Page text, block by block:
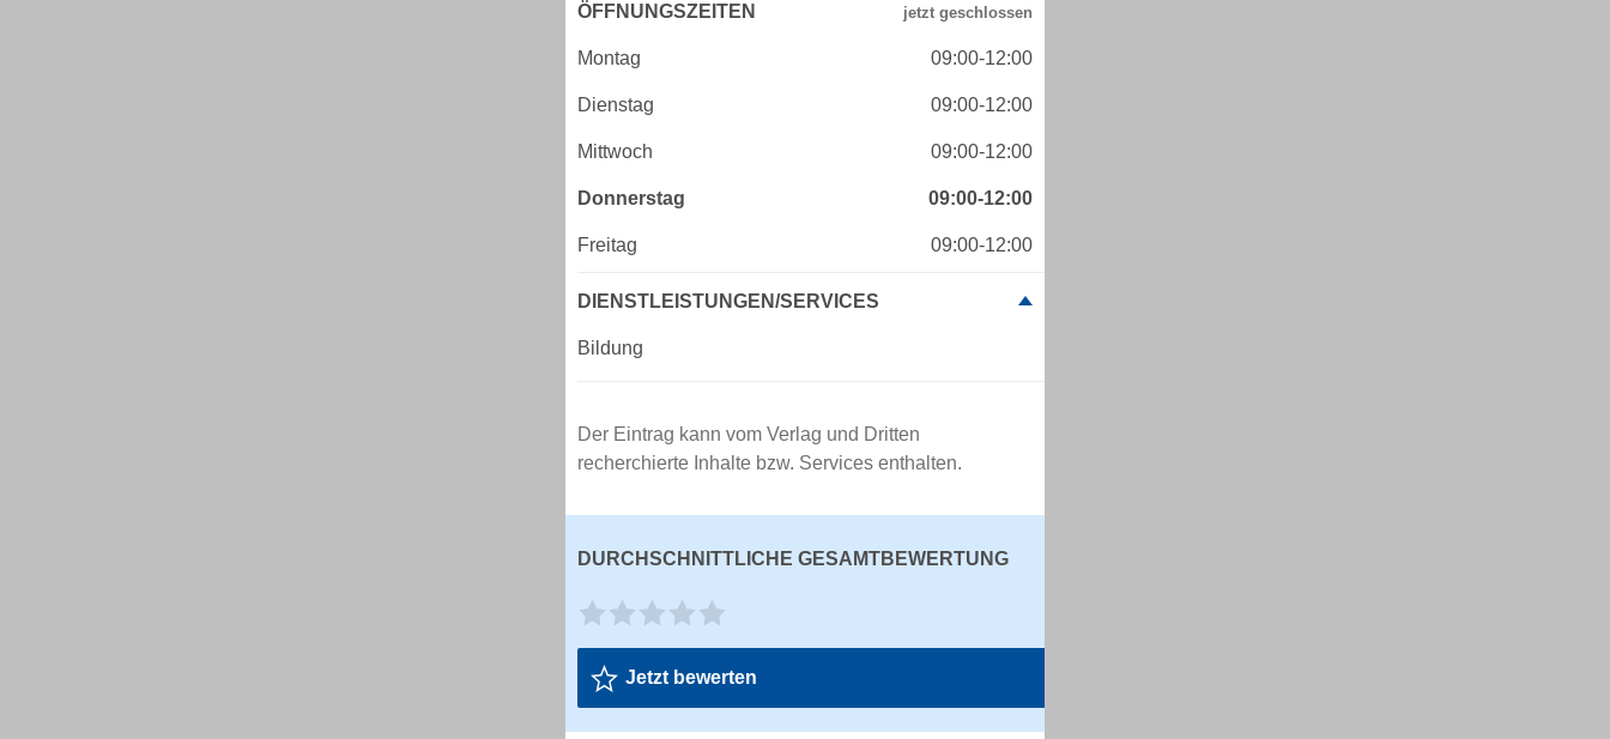
ÖFFNUNGSZEITEN
Montag 09:00-12:00
Dienstag 09:00-12:00
Mittwoch 09:00-12:00
Donnerstag 09:00-12:00
Freitag 09:00-12:00
DIENSTLEISTUNGEN/SERVICES
Bildung
Der Eintrag kann vom Verlag und Dritten
recherchierte Inhalte bzw. Services enthalten.
DURCHSCHNITTLICHE GESAMTBEWERTUNG
Jetzt bewerten